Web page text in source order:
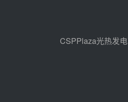
前天 08-05
CSPPlaza光热发